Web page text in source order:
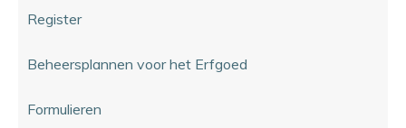
Register
Beheersplannen voor het Erfgoed
Formulieren